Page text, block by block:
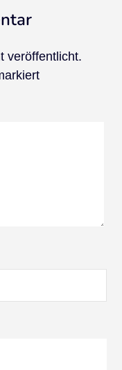
veröffentlicht.